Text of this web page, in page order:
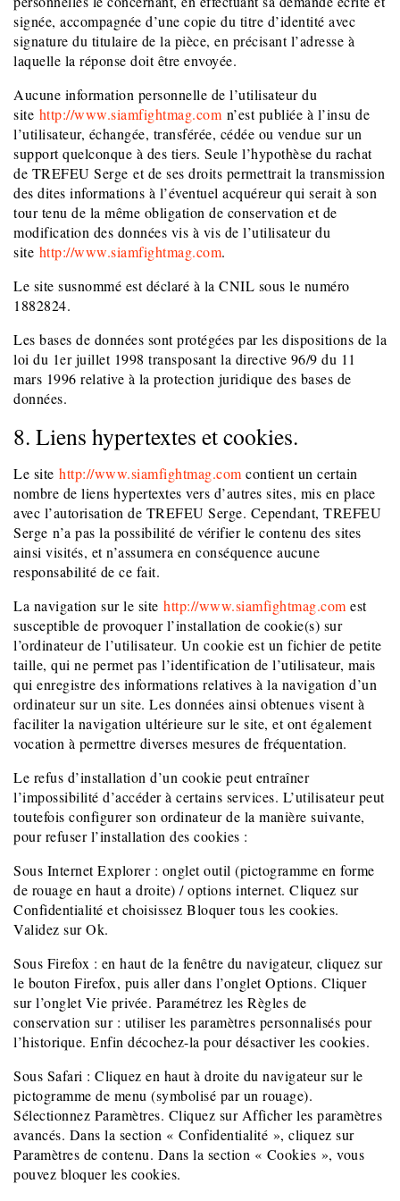
signée, accompagnée d’une copie du titre d’identité avec
signature du titulaire de la pièce, en précisant l’adresse à
laquelle la réponse doit être envoyée.
Aucune information personnelle de l’utilisateur du
site http://www.siamfightmag.com n’est publiée à l’insu de
l’utilisateur, échangée, transférée, cédée ou vendue sur un
support quelconque à des tiers. Seule l’hypothèse du rachat
de TREFEU Serge et de ses droits permettrait la transmission
des dites informations à l’éventuel acquéreur qui serait à son
tour tenu de la même obligation de conservation et de
modification des données vis à vis de l’utilisateur du
site http://www.siamfightmag.com.
Le site susnommé est déclaré à la CNIL sous le numéro
1882824.
Les bases de données sont protégées par les dispositions de la
loi du 1er juillet 1998 transposant la directive 96/9 du 11
mars 1996 relative à la protection juridique des bases de
données.
8. Liens hypertextes et cookies.
Le site http://www.siamfightmag.com contient un certain
nombre de liens hypertextes vers d’autres sites, mis en place
avec l’autorisation de TREFEU Serge. Cependant, TREFEU
Serge n’a pas la possibilité de vérifier le contenu des sites
ainsi visités, et n’assumera en conséquence aucune
responsabilité de ce fait.
La navigation sur le site http://www.siamfightmag.com est
susceptible de provoquer l’installation de cookie(s) sur
l’ordinateur de l’utilisateur. Un cookie est un fichier de petite
taille, qui ne permet pas l’identification de l’utilisateur, mais
qui enregistre des informations relatives à la navigation d’un
ordinateur sur un site. Les données ainsi obtenues visent à
faciliter la navigation ultérieure sur le site, et ont également
vocation à permettre diverses mesures de fréquentation.
Le refus d’installation d’un cookie peut entraîner
l’impossibilité d’accéder à certains services. L’utilisateur peut
toutefois configurer son ordinateur de la manière suivante,
pour refuser l’installation des cookies :
Sous Internet Explorer : onglet outil (pictogramme en forme
de rouage en haut a droite) / options internet. Cliquez sur
Confidentialité et choisissez Bloquer tous les cookies.
Validez sur Ok.
Sous Firefox : en haut de la fenêtre du navigateur, cliquez sur
le bouton Firefox, puis aller dans l’onglet Options. Cliquer
sur l’onglet Vie privée. Paramétrez les Règles de
conservation sur : utiliser les paramètres personnalisés pour
l’historique. Enfin décochez-la pour désactiver les cookies.
Sous Safari : Cliquez en haut à droite du navigateur sur le
pictogramme de menu (symbolisé par un rouage).
Sélectionnez Paramètres. Cliquez sur Afficher les paramètres
avancés. Dans la section « Confidentialité », cliquez sur
Paramètres de contenu. Dans la section « Cookies », vous
pouvez bloquer les cookies.